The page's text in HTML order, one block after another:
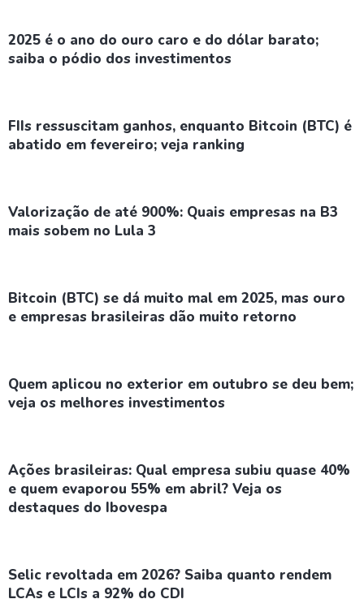
2025 é o ano do ouro caro e do dólar barato;
saiba o pódio dos investimentos
FIIs ressuscitam ganhos, enquanto Bitcoin (BTC) é
abatido em fevereiro; veja ranking
Valorização de até 900%: Quais empresas na B3
mais sobem no Lula 3
Bitcoin (BTC) se dá muito mal em 2025, mas ouro
e empresas brasileiras dão muito retorno
Quem aplicou no exterior em outubro se deu bem;
veja os melhores investimentos
Ações brasileiras: Qual empresa subiu quase 40%
e quem evaporou 55% em abril? Veja os
destaques do Ibovespa
Selic revoltada em 2026? Saiba quanto rendem
LCAs e LCIs a 92% do CDI